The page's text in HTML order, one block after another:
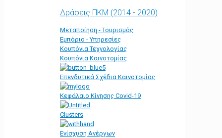
Δράσεις ΠΚΜ (2014 - 2020)
Μεταποίηση - Τουρισμός
Εμπόριο - Υπηρεσίες
Κουπόνια Τεχνολογίας
Κουπόνια Καινοτομίας
Επενδυτικά Σχέδια Καινοτομίας
Κεφάλαιο Κίνησης Covid-19
Clusters
Ενίσχυση Ανέργων